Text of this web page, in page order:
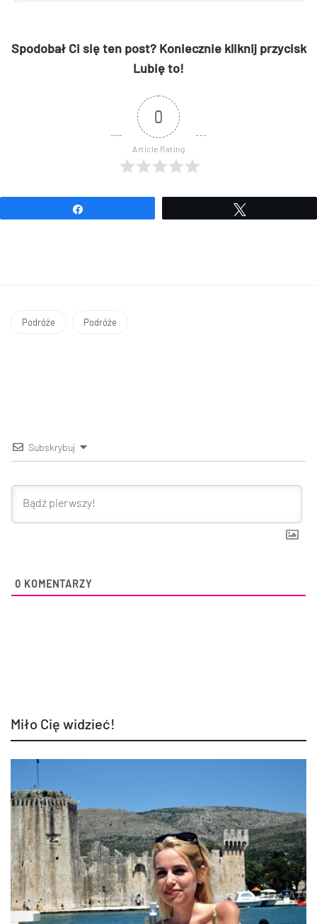
Spodobał Ci się ten post? Koniecznie kliknij przycisk
Lubię to!
0
Article Rating
Podróże Podróże
Subskrybuj
0 KOMENTARZY
Miło Cię widzieć!